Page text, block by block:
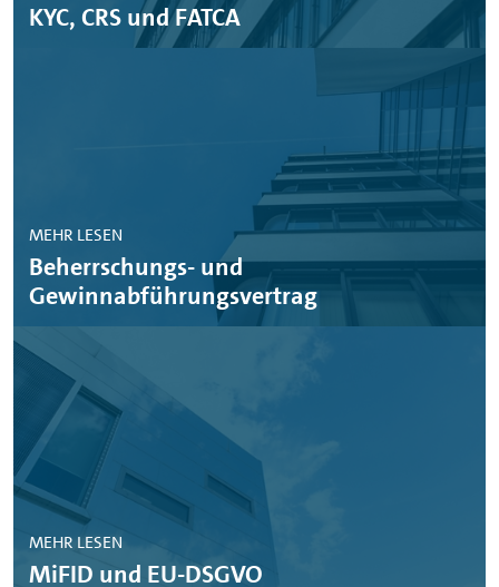
KYC, CRS und FATCA
MEHR LESEN
Beherrschungs- und
Gewinnabführungsvertrag
MEHR LESEN
MiFID und EU-DSGVO